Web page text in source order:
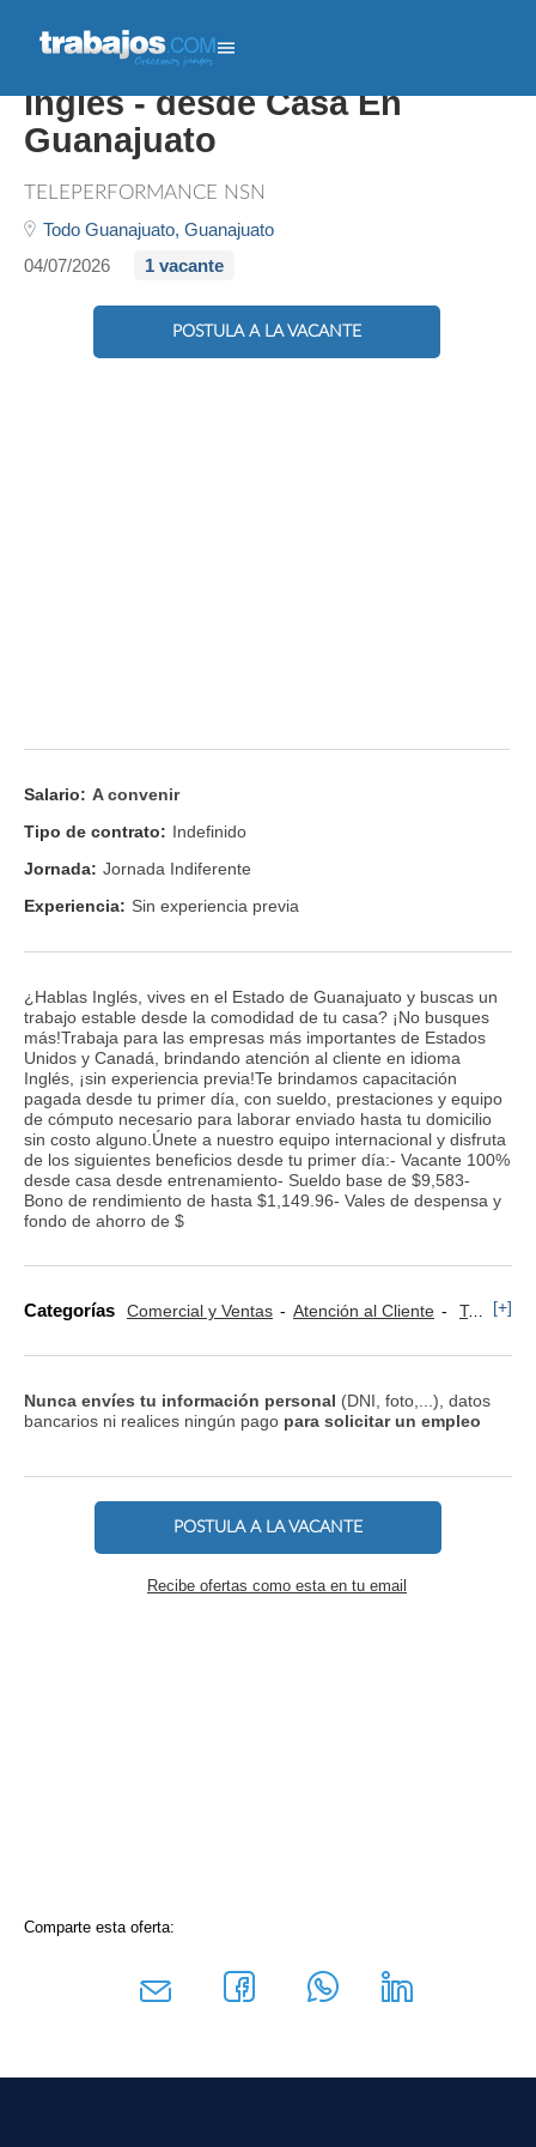
Atención Al Cliente En
Inglés - desde Casa En
Guanajuato
TELEPERFORMANCE NSN
Todo Guanajuato, Guanajuato
04/07/2026
1 vacante
POSTULA A LA VACANTE
Salario: A convenir
Tipo de contrato: Indefinido
Jornada: Jornada Indiferente
Experiencia: Sin experiencia previa
¿Hablas Inglés, vives en el Estado de Guanajuato y buscas un
trabajo estable desde la comodidad de tu casa? ¡No busques
más!Trabaja para las empresas más importantes de Estados
Unidos y Canadá, brindando atención al cliente en idioma
Inglés, ¡sin experiencia previa!Te brindamos capacitación
pagada desde tu primer día, con sueldo, prestaciones y equipo
de cómputo necesario para laborar enviado hasta tu domicilio
sin costo alguno.Únete a nuestro equipo internacional y disfruta
de los siguientes beneficios desde tu primer día:- Vacante 100%
desde casa desde entrenamiento- Sueldo base de $9,583-
Bono de rendimiento de hasta $1,149.96- Vales de despensa y
fondo de ahorro de $
Categorías Comercial y Ventas Atención al Cliente Televenta y Marketing Telefónico [+]
Nunca envíes tu información personal (DNI, foto,...), datos
bancarios ni realices ningún pago para solicitar un empleo
POSTULA A LA VACANTE
Recibe ofertas como esta en tu email
Comparte esta oferta: